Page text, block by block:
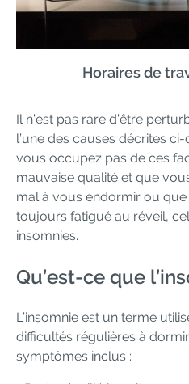
Horaires de
Il n’est pas rare d’être
l’une des causes décrites
vous occupez pas de ces
mauvaise qualité et que
mal à vous endormir ou
toujours fatigué au réveil,
insomnies.
Qu’est-ce que
L’insomnie est un terme
difficultés régulières à
symptômes inclus :